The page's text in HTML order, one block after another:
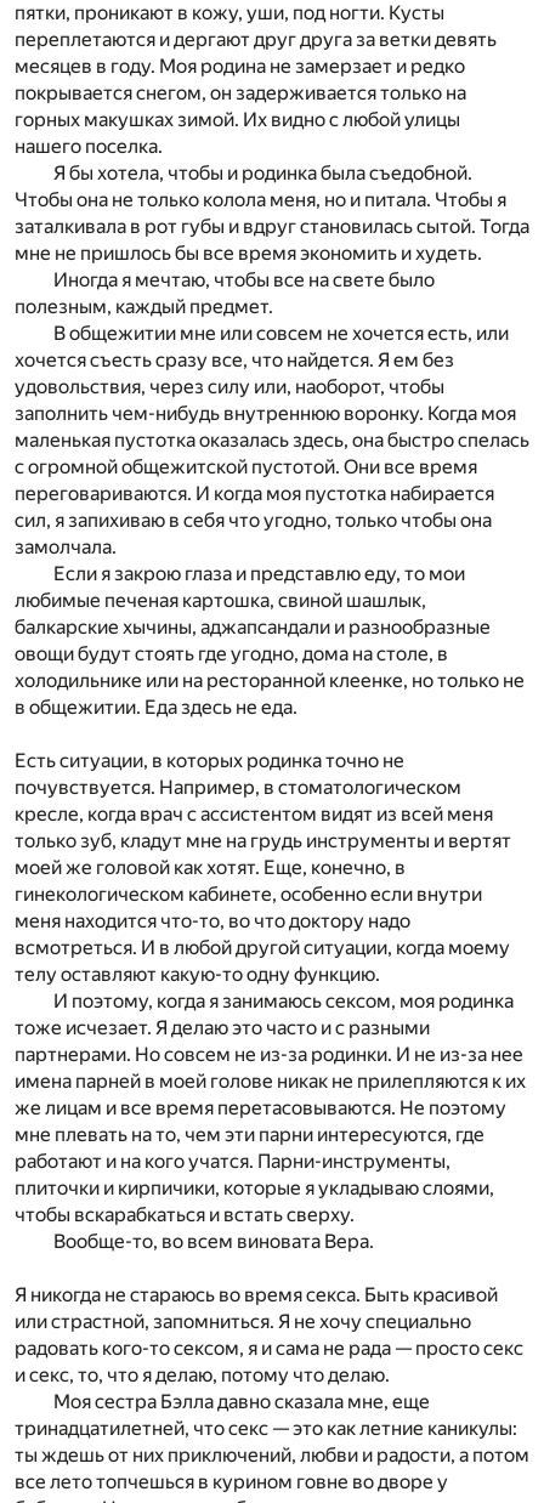
пятки, проникают в кожу, уши, под ногти. Кусты
переплетаются и дергают друг друга за ветки девять
месяцев в году. Моя родина не замерзает и редко
покрывается снегом, он задерживается только на
горных макушках зимой. Их видно с любой улицы
нашего поселка.
Я бы хотела, чтобы и родинка была съедобной.
Чтобы она не только колола меня, но и питала. Чтобы я
заталкивала в рот губы и вдруг становилась сытой. Тогда
мне не пришлось бы все время экономить и худеть.
Иногда я мечтаю, чтобы все на свете было
полезным, каждый предмет.
В общежитии мне или совсем не хочется есть, или
хочется съесть сразу все, что найдется. Я ем без
удовольствия, через силу или, наоборот, чтобы
заполнить чем-нибудь внутреннюю воронку. Когда моя
маленькая пустотка оказалась здесь, она быстро спелась
с огромной общежитской пустотой. Они все время
переговариваются. И когда моя пустотка набирается
сил, я запихиваю в себя что угодно, только чтобы она
замолчала.
Если я закрою глаза и представлю еду, то мои
любимые печеная картошка, свиной шашлык,
балкарские хычины, аджапсандали и разнообразные
овощи будут стоять где угодно, дома на столе, в
холодильнике или на ресторанной клеенке, но только не
в общежитии. Еда здесь не еда.
Есть ситуации, в которых родинка точно не
почувствуется. Например, в стоматологическом
кресле, когда врач с ассистентом видят из всей меня
только зуб, кладут мне на грудь инструменты и вертят
моей же головой как хотят. Еще, конечно, в
гинекологическом кабинете, особенно если внутри
меня находится что-то, во что доктору надо
всмотреться. И в любой другой ситуации, когда моему
телу оставляют какую-то одну функцию.
И поэтому, когда я занимаюсь сексом, моя родинка
тоже исчезает. Я делаю это часто и с разными
партнерами. Но совсем не из-за родинки. И не из-за нее
имена парней в моей голове никак не прилепляются к их
же лицам и все время перетасовываются. Не поэтому
мне плевать на то, чем эти парни интересуются, где
работают и на кого учатся. Парни-инструменты,
плиточки и кирпичики, которые я укладываю слоями,
чтобы вскарабкаться и встать сверху.
Вообще-то, во всем виновата Вера.
Я никогда не стараюсь во время секса. Быть красивой
или страстной, запомниться. Я не хочу специально
радовать кого-то сексом, я и сама не рада — просто секс
и секс, то, что я делаю, потому что делаю.
Моя сестра Бэлла давно сказала мне, еще
тринадцатилетней, что секс — это как летние каникулы:
ты ждешь от них приключений, любви и радости, а потом
все лето топчешься в курином говне во дворе у